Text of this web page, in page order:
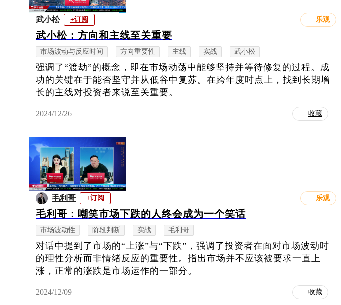
武小松 +订阅 乐观
武小松：方向和主线至关重要
市场波动与反应时间 方向重要性 主线 实战 武小松
强调了“渡劫”的概念，即在市场动荡中能够坚持并等待修复的过程。成
功的关键在于能否坚守并从低谷中复苏。在跨年度时点上，找到长期增
长的主线对投资者来说至关重要。
2024/12/26 收藏
毛利哥 +订阅 乐观
毛利哥：嘲笑市场下跌的人终会成为一个笑话
市场波动性 阶段判断 实战 毛利哥
对话中提到了市场的“上涨”与“下跌”，强调了投资者在面对市场波动时
的理性分析而非情绪反应的重要性。指出市场并不应该被要求一直上
涨，正常的涨跌是市场运作的一部分。
2024/12/09 收藏